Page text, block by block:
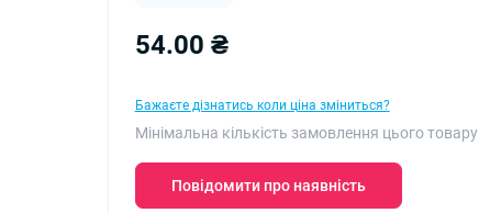
54.00 ₴
Бажаєте дізнатись коли ціна зміниться?
Мінімальна кількість замовлення цього товару
Повідомити про наявність